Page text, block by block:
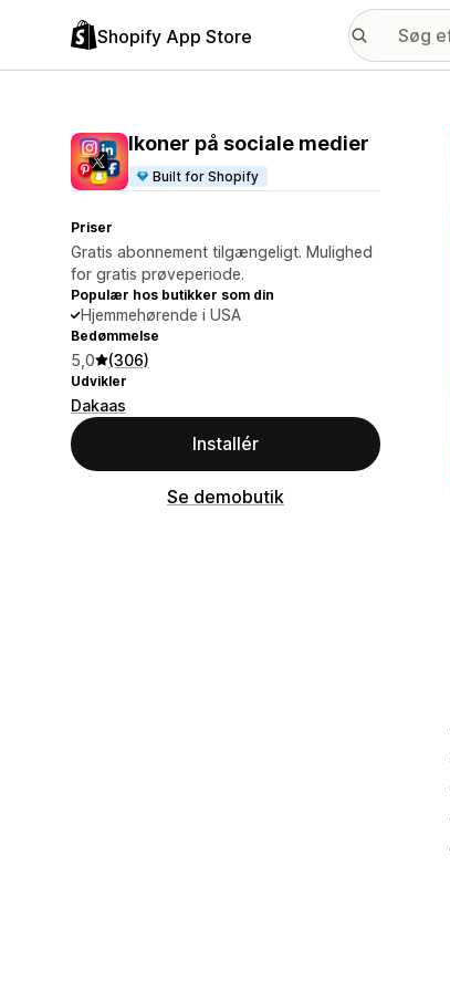
Shopify App Store
Ikoner på sociale medier
Built for Shopify
Priser
Gratis abonnement tilgængeligt. Mulighed
for gratis prøveperiode.
Populær hos butikker som din
Hjemmehørende i USA
Bedømmelse
5,0 (306)
Udvikler
Dakaas
Installér
Se demobutik